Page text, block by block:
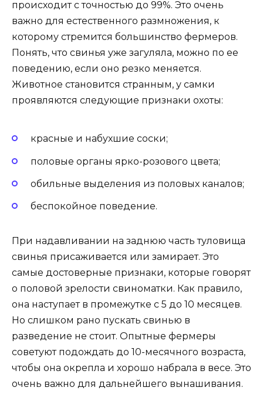
происходит с точностью до 99%. Это очень
важно для естественного размножения, к
которому стремится большинство фермеров.
Понять, что свинья уже загуляла, можно по ее
поведению, если оно резко меняется.
Животное становится странным, у самки
проявляются следующие признаки охоты:
красные и набухшие соски;
половые органы ярко-розового цвета;
обильные выделения из половых каналов;
беспокойное поведение.
При надавливании на заднюю часть туловища
свинья присаживается или замирает. Это
самые достоверные признаки, которые говорят
о половой зрелости свиноматки. Как правило,
она наступает в промежутке с 5 до 10 месяцев.
Но слишком рано пускать свинью в
разведение не стоит. Опытные фермеры
советуют подождать до 10-месячного возраста,
чтобы она окрепла и хорошо набрала в весе. Это
очень важно для дальнейшего вынашивания.